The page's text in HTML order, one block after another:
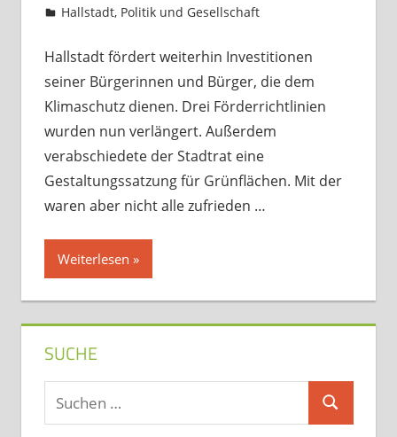
Hallstadt, Politik und Gesellschaft
Hallstadt fördert weiterhin Investitionen
seiner Bürgerinnen und Bürger, die dem
Klimaschutz dienen. Drei Förderrichtlinien
wurden nun verlängert. Außerdem
verabschiedete der Stadtrat eine
Gestaltungssatzung für Grünflächen. Mit der
waren aber nicht alle zufrieden …
Weiterlesen
SUCHE
Suchen
nach:
Suchen